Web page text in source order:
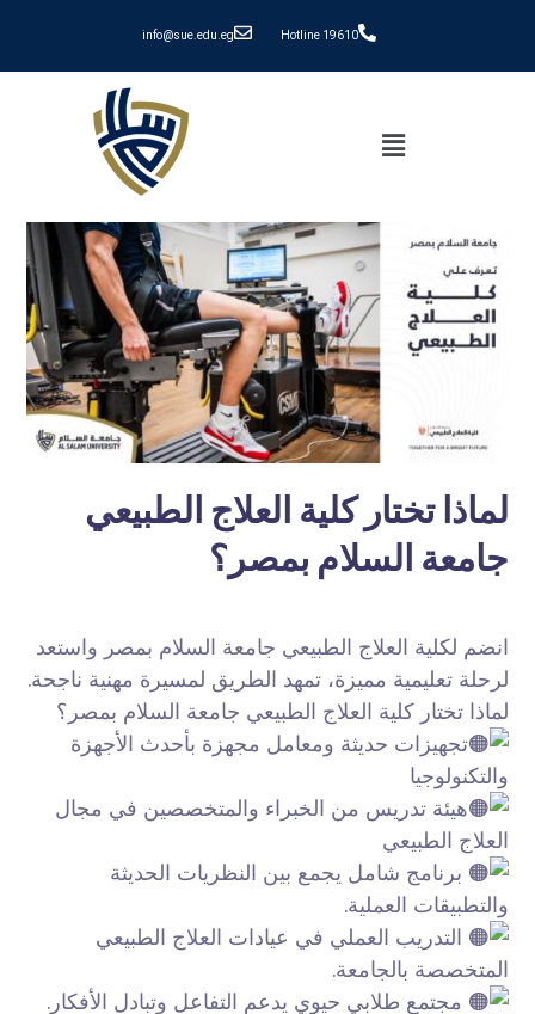
info@sue.edu.eg Hotline 19610
لماذا تختار كلية العلاج الطبيعي
جامعة السلام بمصر؟
انضم لكلية العلاج الطبيعي جامعة السلام بمصر واستعد
لرحلة تعليمية مميزة، تمهد الطريق لمسيرة مهنية ناجحة.
لماذا تختار كلية العلاج الطبيعي جامعة السلام بمصر؟
تجهيزات حديثة ومعامل مجهزة بأحدث الأجهزة
والتكنولوجيا
هيئة تدريس من الخبراء والمتخصصين في مجال
العلاج الطبيعي
برنامج شامل يجمع بين النظريات الحديثة
والتطبيقات العملية.
التدريب العملي في عيادات العلاج الطبيعي
المتخصصة بالجامعة.
مجتمع طلابي حيوي يدعم التفاعل وتبادل الأفكار.